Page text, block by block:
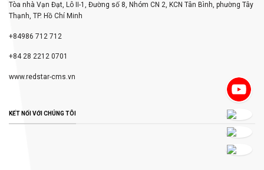
Tòa nhà Vạn Đạt, Lô II-1, Đường số 8, Nhóm CN 2, KCN Tân Bình, phường Tây
Thạnh, TP. Hồ Chí Minh
+84986 712 712
+84 28 2212 0701
www.redstar-cms.vn
KẾT NỐI VỚI CHÚNG TÔI